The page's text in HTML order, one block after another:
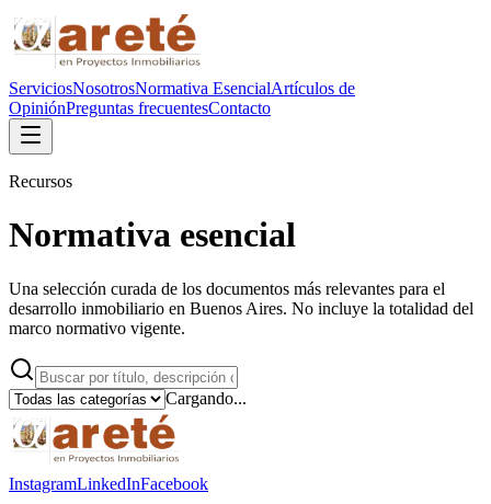
ServiciosNosotrosNormativa EsencialArtículos de
OpiniónPreguntas frecuentesContacto
Recursos
Normativa esencial
Una selección curada de los documentos más relevantes para el
desarrollo inmobiliario en Buenos Aires. No incluye la totalidad del
marco normativo vigente.
Cargando...
InstagramLinkedInFacebook